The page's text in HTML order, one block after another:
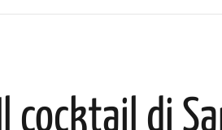
Il cocktail di